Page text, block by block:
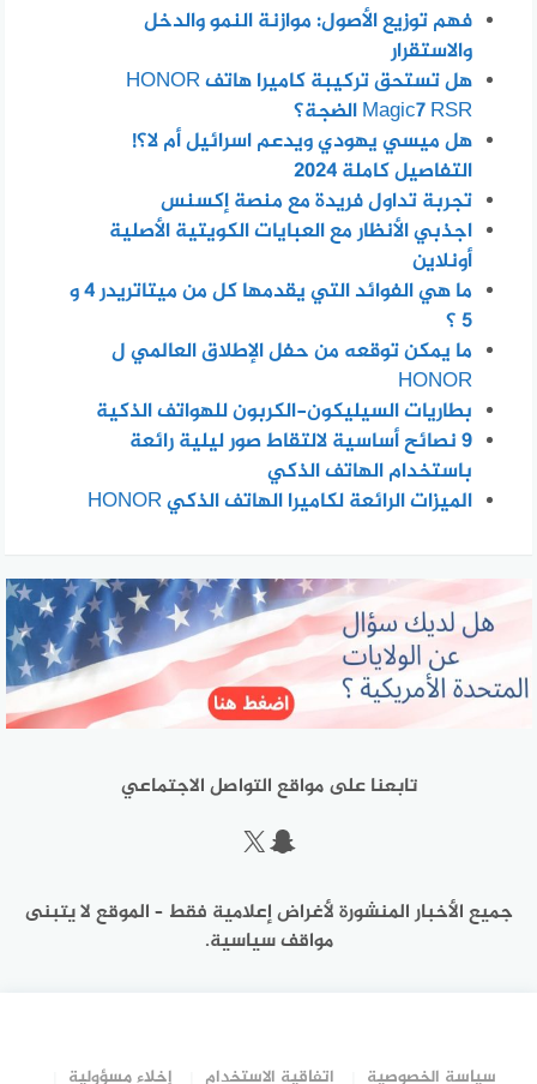
فهم توزيع الأصول: موازنة النمو والدخل
والاستقرار
هل تستحق تركيبة كاميرا هاتف HONOR
Magic7 RSR الضجة؟
هل ميسي يهودي ويدعم اسرائيل أم لا؟!
التفاصيل كاملة 2024
تجربة تداول فريدة مع منصة إكسنس
اجذبي الأنظار مع العبايات الكويتية الأصلية
أونلاين
ما هي الفوائد التي يقدمها كل من ميتاتريدر 4 و
5 ؟
ما يمكن توقعه من حفل الإطلاق العالمي ل
HONOR
بطاريات السيليكون-الكربون للهواتف الذكية
٩ نصائح أساسية لالتقاط صور ليلية رائعة
باستخدام الهاتف الذكي
الميزات الرائعة لكاميرا الهاتف الذكي HONOR
تابعنا على مواقع التواصل الاجتماعي
سناب شات
إكس
جميع الأخبار المنشورة لأغراض إعلامية فقط – الموقع لا يتبنى
مواقف سياسية.
سياسة الخصوصية اتفاقية الاستخدام إخلاء مسؤولية